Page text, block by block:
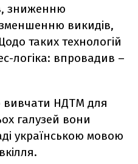
зниженню
викидів,
таких технологій
логіка: впровадив –
вивчати НДТМ для
галузей вони
українською мовою